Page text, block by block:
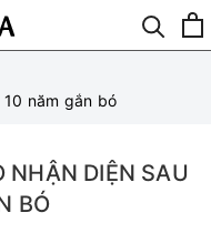
10 năm gắn bó
NHẬN DIỆN SAU
BÓ